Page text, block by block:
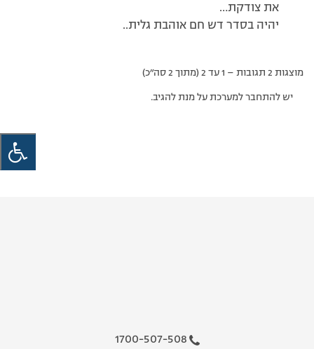
את צודקת…
יהיה בסדר דש חם אוהבת גלית..
מוצגות 2 תגובות – 1 עד 2 (מתוך 2 סה״כ)
יש להתחבר למערכת על מנת להגיב.
1700-507-508